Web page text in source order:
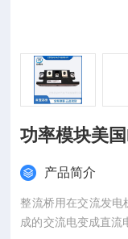
功率模块美
产品简介
整流桥用在交流发电
成的交流电变成直流